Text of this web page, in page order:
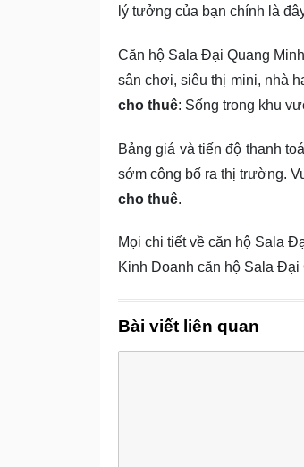
lý tưởng của bạn chính là
Căn hộ Sala Đại Quang
sân chơi, siêu thị mini, nhà
cho thuê: Sống trong khu
Bảng giá và tiến độ thanh
sớm công bố ra thị trường.
cho thuê.
Mọi chi tiết về căn hộ Sala
Kinh Doanh căn hộ Sala Đại
Bài viết liên quan